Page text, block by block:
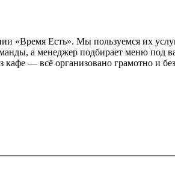
«Время Есть». Мы пользуемся их
а менеджер подбирает меню под
кафе — всё организовано грамотно и